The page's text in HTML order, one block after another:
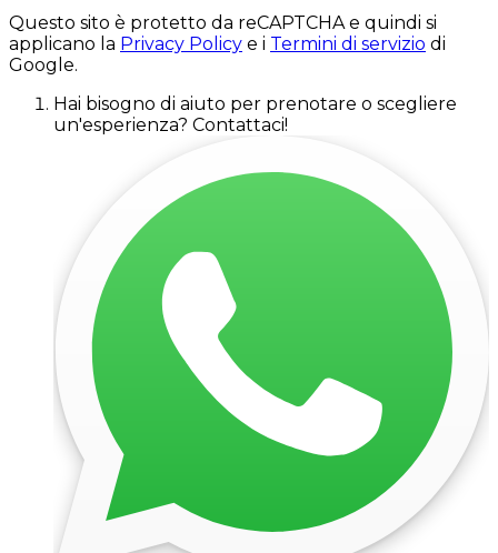
Questo sito è protetto da reCAPTCHA e quindi si
applicano la Privacy Policy e i Termini di servizio di
Google.
Hai bisogno di aiuto per prenotare o scegliere
un'esperienza? Contattaci!